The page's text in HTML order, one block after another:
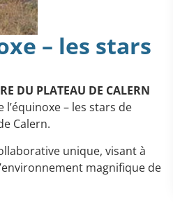
– les stars
DU PLATEAU DE CALERN
l’équinoxe – les stars de
Calern.
unique, visant à
magnifique de